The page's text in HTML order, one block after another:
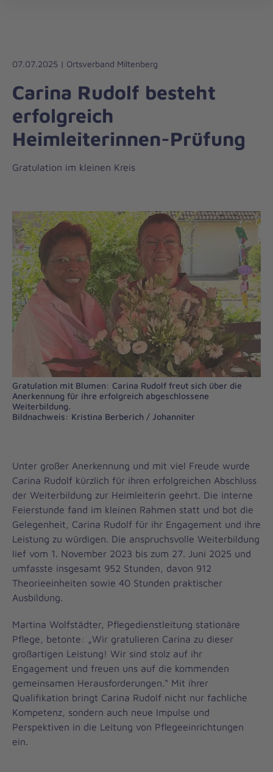
07.07.2025 | Ortsverband Miltenberg
Carina Rudolf besteht
erfolgreich
Heimleiterinnen-Prüfung
Gratulation im kleinen Kreis
Gratulation mit Blumen: Carina Rudolf freut sich über die
Anerkennung für ihre erfolgreich abgeschlossene
Weiterbildung.
Bildnachweis: Kristina Berberich / Johanniter
Unter großer Anerkennung und mit viel Freude wurde
Carina Rudolf kürzlich für ihren erfolgreichen Abschluss
der Weiterbildung zur Heimleiterin geehrt. Die interne
Feierstunde fand im kleinen Rahmen statt und bot die
Gelegenheit, Carina Rudolf für ihr Engagement und ihre
Leistung zu würdigen. Die anspruchsvolle Weiterbildung
lief vom 1. November 2023 bis zum 27. Juni 2025 und
umfasste insgesamt 952 Stunden, davon 912
Theorieeinheiten sowie 40 Stunden praktischer
Ausbildung.
Martina Wolfstädter, Pflegedienstleitung stationäre
Pflege, betonte: „Wir gratulieren Carina zu dieser
großartigen Leistung! Wir sind stolz auf ihr
Engagement und freuen uns auf die kommenden
gemeinsamen Herausforderungen.“ Mit ihrer
Qualifikation bringt Carina Rudolf nicht nur fachliche
Kompetenz, sondern auch neue Impulse und
Perspektiven in die Leitung von Pflegeeinrichtungen
ein.